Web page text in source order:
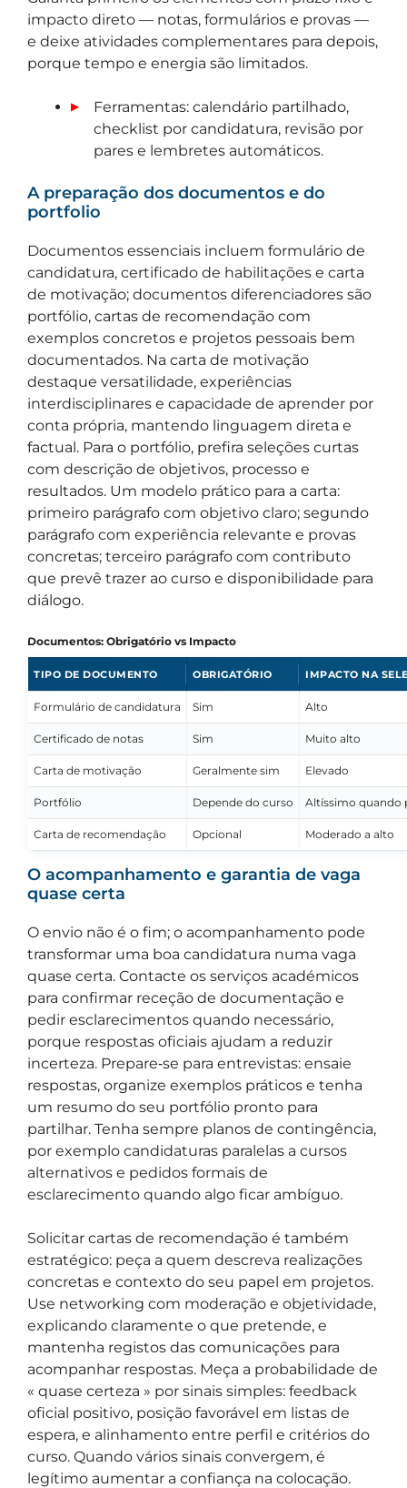
impacto direto — notas, formulários e provas —
e deixe atividades complementares para depois,
porque tempo e energia são limitados.
Ferramentas: calendário partilhado,
checklist por candidatura, revisão por
pares e lembretes automáticos.
A preparação dos documentos e do
portfolio
Documentos essenciais incluem formulário de
candidatura, certificado de habilitações e carta
de motivação; documentos diferenciadores são
portfólio, cartas de recomendação com
exemplos concretos e projetos pessoais bem
documentados. Na carta de motivação
destaque versatilidade, experiências
interdisciplinares e capacidade de aprender por
conta própria, mantendo linguagem direta e
factual. Para o portfólio, prefira seleções curtas
com descrição de objetivos, processo e
resultados. Um modelo prático para a carta:
primeiro parágrafo com objetivo claro; segundo
parágrafo com experiência relevante e provas
concretas; terceiro parágrafo com contributo
que prevê trazer ao curso e disponibilidade para
diálogo.
Documentos: Obrigatório vs Impacto
TIPO DE DOCUMENTO OBRIGATÓRIO IMPACTO NA
Formulário de candidatura Sim Alto
Certificado de notas Sim Muito alto
Carta de motivação Geralmente sim Elevado
Portfólio Depende do curso Altíssimo quando
Carta de recomendação Opcional Moderado a alto
O acompanhamento e garantia de vaga
quase certa
O envio não é o fim; o acompanhamento pode
transformar uma boa candidatura numa vaga
quase certa. Contacte os serviços académicos
para confirmar receção de documentação e
pedir esclarecimentos quando necessário,
porque respostas oficiais ajudam a reduzir
incerteza. Prepare‑se para entrevistas: ensaie
respostas, organize exemplos práticos e tenha
um resumo do seu portfólio pronto para
partilhar. Tenha sempre planos de contingência,
por exemplo candidaturas paralelas a cursos
alternativos e pedidos formais de
esclarecimento quando algo ficar ambíguo.
Solicitar cartas de recomendação é também
estratégico: peça a quem descreva realizações
concretas e contexto do seu papel em projetos.
Use networking com moderação e objetividade,
explicando claramente o que pretende, e
mantenha registos das comunicações para
acompanhar respostas. Meça a probabilidade de
« quase certeza » por sinais simples: feedback
oficial positivo, posição favorável em listas de
espera, e alinhamento entre perfil e critérios do
curso. Quando vários sinais convergem, é
legítimo aumentar a confiança na colocação.